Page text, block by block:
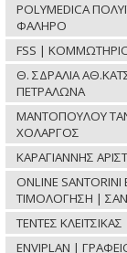
POLYMEDICA
ΦΑΛΗΡΟ
FSS |
Θ. ΣΔΡΑΛΙΑ
ΠΕΤΡΑΛΩΝΑ
ΜΑΝΤΟΠΟΥΛΟΥ
ΧΟΛΑΡΓΟΣ
ΚΑΡΑΓΙΑΝΝΗΣ
ONLINE
ΤΙΜΟΛΟΓΗΣΗ |
ΤΕΝΤΕΣ
ENVIPLAN |